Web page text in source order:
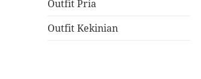
Outfit Pria
Outfit Kekinian